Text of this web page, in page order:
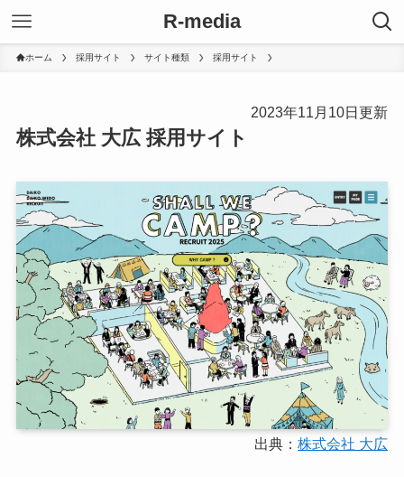
R-media
ホーム 採用サイト サイト種類 採用サイト
2023年11月10日更新
株式会社 大広 採用サイト
出典：株式会社 大広